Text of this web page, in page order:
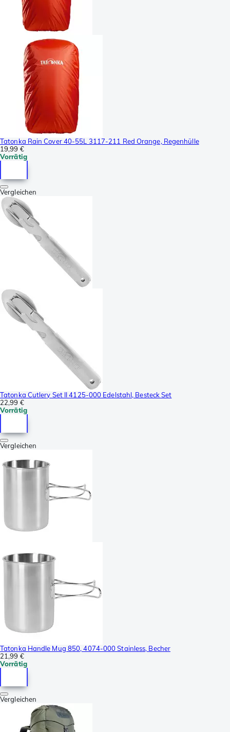
Tatonka Rain Cover 40-55L 3117-211 Red Orange, Regenhülle
19,99 €
Vorrätig
Vergleichen
Tatonka Cutlery Set II 4125-000 Edelstahl, Besteck Set
22,99 €
Vorrätig
Vergleichen
Tatonka Handle Mug 850, 4074-000 Stainless, Becher
21,99 €
Vorrätig
Vergleichen